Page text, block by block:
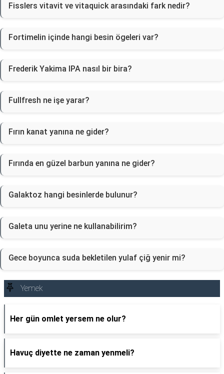
Fisslers vitavit ve vitaquick arasındaki fark nedir?
Fortimelin içinde hangi besin ögeleri var?
Frederik Yakima IPA nasıl bir bira?
Fullfresh ne işe yarar?
Fırın kanat yanına ne gider?
Fırında en güzel barbun yanına ne gider?
Galaktoz hangi besinlerde bulunur?
Galeta unu yerine ne kullanabilirim?
Gece boyunca suda bekletilen yulaf çiğ yenir mi?
Yemek
Her gün omlet yersem ne olur?
Havuç diyette ne zaman yenmeli?